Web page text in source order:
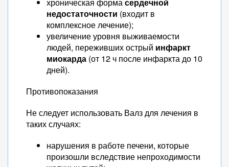
недостаточности (входит в
комплексное лечение);
увеличение уровня выживаемости
людей, переживших острый инфаркт
миокарда (от 12 ч после инфаркта до 10
дней).
Противопоказания
Не следует использовать Валз для лечения в
таких случаях:
нарушения в работе печени, которые
произошли вследствие непроходимости